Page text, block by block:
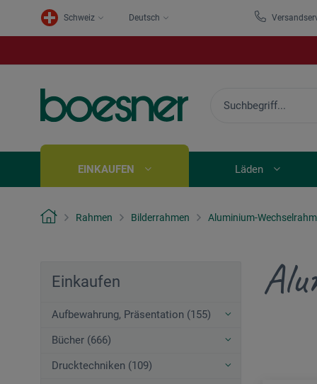
Schweiz Deutsch
EINKAUFEN Läden
Rahmen Bilderrahmen Aluminium-
Einkaufen
Aufbewahrung, Präsentation (155)
Bücher (666)
Drucktechniken (109)